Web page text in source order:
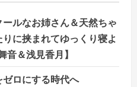
ールなお姉さん＆天然ちゃ
に挟まれてゆっくり寝よ
音＆浅見香月】
ロにする時代へ